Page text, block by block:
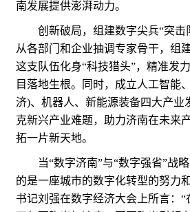
南发展提供澎湃动力。
创新破局，组建数字尖兵“突击
从各部门和企业抽调专家骨干，组
这支队伍化身“科技猎头”，精准发
目落地生根。同时，成立人工智能
济)、机器人、新能源装备四大产业
克新兴产业难题，助力济南在未来
拓一片新天地。
当“数字济南”与“数字强省”战略
的是一座城市的数字化转型的努力
书记刘强在数字经济大会上所言：